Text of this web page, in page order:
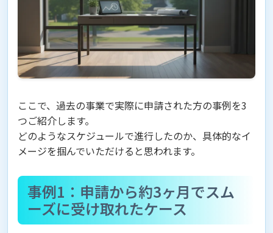
ここで、過去の事業で実際に申請された方の事例を3
つご紹介します。
どのようなスケジュールで進行したのか、具体的なイ
メージを掴んでいただけると思われます。
事例1：申請から約3ヶ月でスム
ーズに受け取れたケース